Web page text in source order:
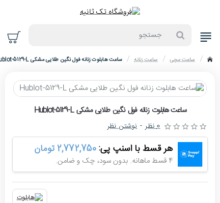
home
ساعت مچی ساعت زنانه ساعت هابلوت زنانه فول نگین طلایی مشکی Hublot-5129-L
ساعت هابلوت زنانه فول نگین طلایی مشکی Hublot-5129-L
هر قسط با اسنپ پی:2,772,750 تومان
4 قسط ماهانه. بدون سود، چک و ضامن.
0 نظر - نوشتن نظر